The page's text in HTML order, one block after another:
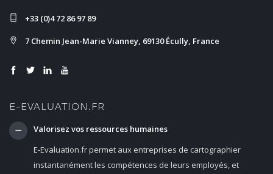
+33 (0)4 72 86 97 89
7 Chemin Jean-Marie Vianney, 69130 Écully, France
E-EVALUATION.FR
Valorisez vos ressources humaines
E-Evaluation.fr permet aux entreprises de cartographier
instantanément les compétences de leurs employés, et